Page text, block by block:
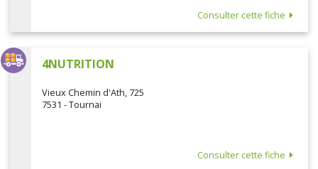
Consulter cette fiche
4NUTRITION
Vieux Chemin d'Ath, 725
7531 - Tournai
Consulter cette fiche